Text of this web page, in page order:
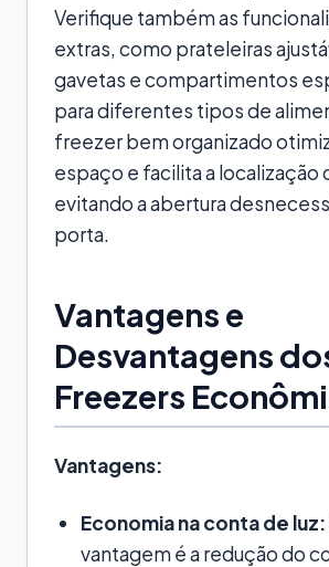
Verifique também as
extras, como prateleiras
gavetas e compartimentos
para diferentes tipos de
freezer bem organizado
espaço e facilita a localização
evitando a abertura
porta.
Vantagens e
Desvantagens
Freezers
Vantagens:
Economia na conta de luz:
vantagem é a redução do